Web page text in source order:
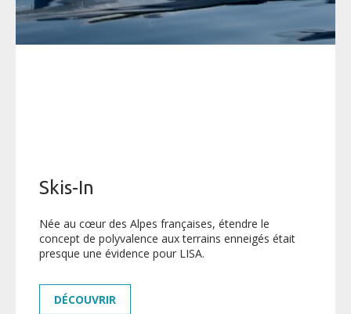
Skis-In
Née au cœur des Alpes françaises, étendre le
concept de polyvalence aux terrains enneigés était
presque une évidence pour LISA.
DÉCOUVRIR